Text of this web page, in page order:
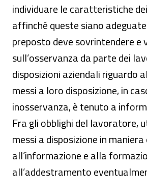
individuare le caratteristiche
affinché queste siano
preposto deve sovrintendere e
sull’osservanza da parte dei
disposizioni aziendali riguardo
messi a loro disposizione, in
inosservanza, è tenuto a
Fra gli obblighi del lavoratore,
messi a disposizione in
all’informazione e alla
all’addestramento